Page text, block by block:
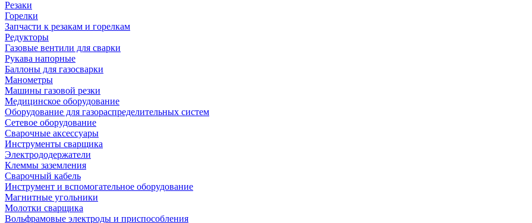
Резаки
Горелки
Запчасти к резакам и горелкам
Редукторы
Газовые вентили для сварки
Рукава напорные
Баллоны для газосварки
Манометры
Машины газовой резки
Медицинское оборудование
Оборудование для газораспределительных систем
Сетевое оборудование
Сварочные аксессуары
Инструменты сварщика
Электрододержатели
Клеммы заземления
Сварочный кабель
Инструмент и вспомогательное оборудование
Магнитные угольники
Молотки сварщика
Вольфрамовые электроды и приспособления